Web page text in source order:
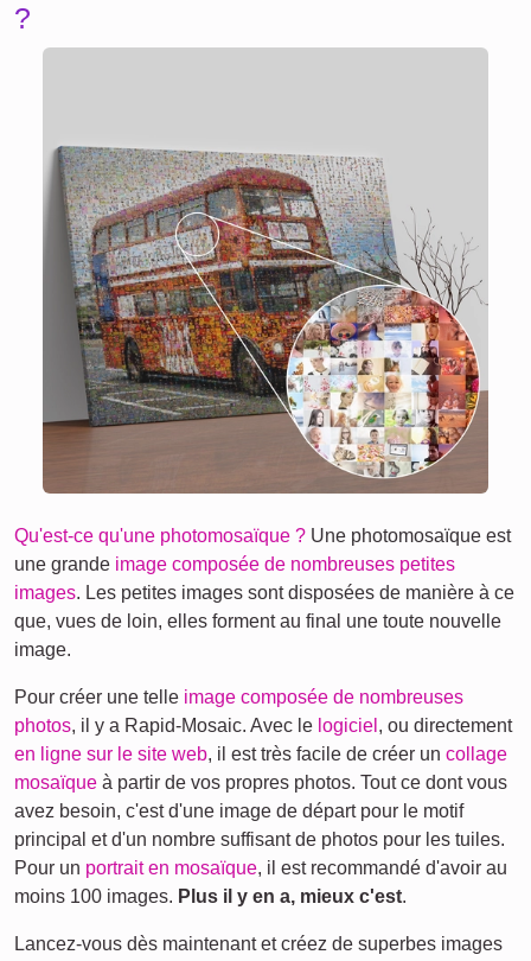
?
Qu'est-ce qu'une photomosaïque ? Une photomosaïque est
une grande image composée de nombreuses petites
images. Les petites images sont disposées de manière à ce
que, vues de loin, elles forment au final une toute nouvelle
image.
Pour créer une telle image composée de nombreuses
photos, il y a Rapid-Mosaic. Avec le logiciel , ou directement
en ligne sur le site web, il est très facile de créer un collage
mosaïque à partir de vos propres photos. Tout ce dont vous
avez besoin, c'est d'une image de départ pour le motif
principal et d'un nombre suffisant de photos pour les tuiles.
Pour un portrait en mosaïque, il est recommandé d'avoir au
moins 100 images. Plus il y en a, mieux c'est.
Lancez-vous dès maintenant et créez de superbes images